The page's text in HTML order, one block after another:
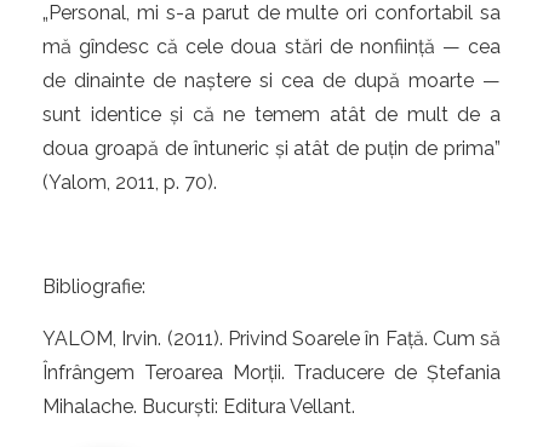
„Personal, mi s-a parut de multe ori confortabil sa
mă gîndesc că cele doua stări de nonființă — cea
de dinainte de naștere si cea de după moarte —
sunt identice și că ne temem atât de mult de a
doua groapă de întuneric și atât de puțin de prima”
(Yalom, 2011, p. 70).
Bibliografie:
YALOM, Irvin. (2011). Privind Soarele în Față. Cum să
Înfrângem Teroarea Morții. Traducere de Ștefania
Mihalache. Bucurști: Editura Vellant.